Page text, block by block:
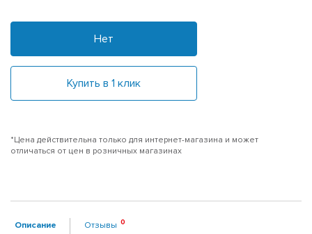
Нет
Купить в 1 клик
*Цена действительна только для интернет-магазина и может
отличаться от цен в розничных магазинах
Описание Отзывы